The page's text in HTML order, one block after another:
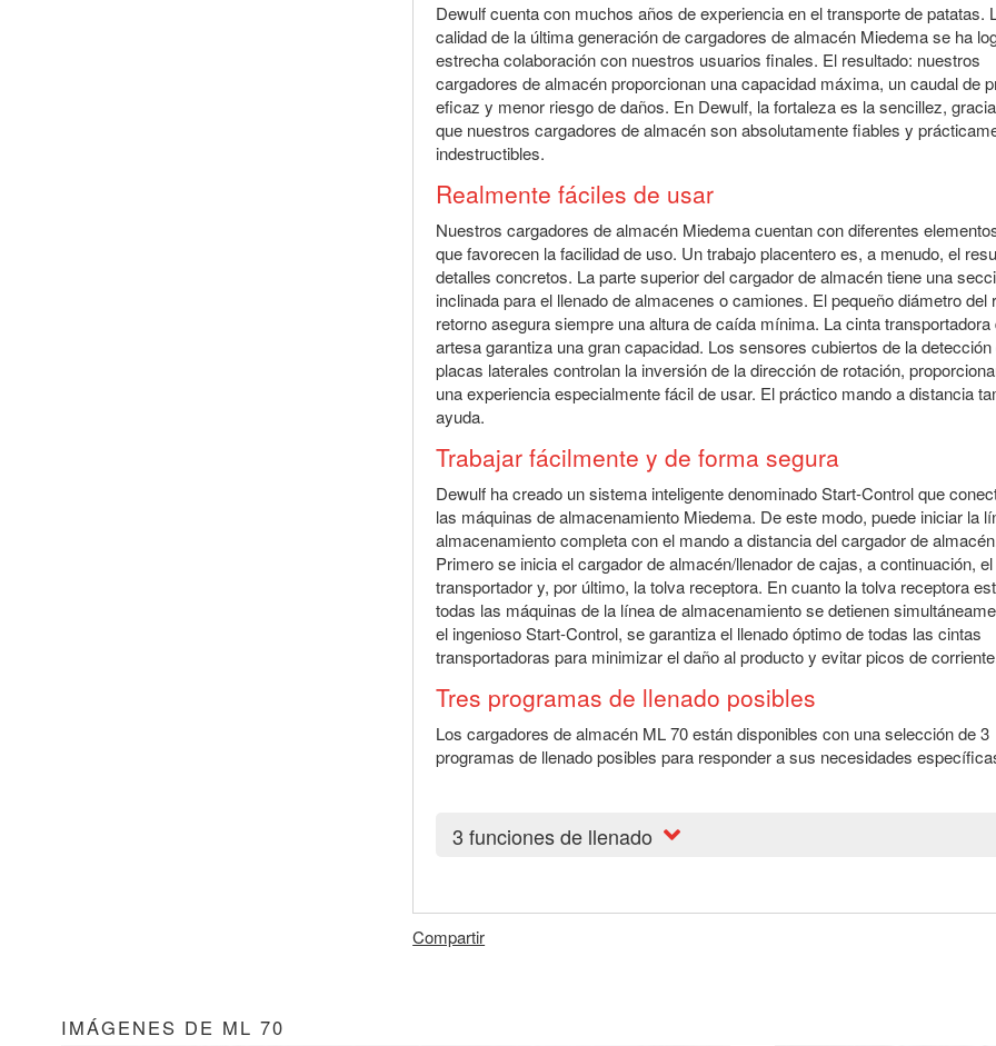
Dewulf cuenta con muchos años de experiencia en el transporte de patatas.
calidad de la última generación de cargadores de almacén Miedema se ha
estrecha colaboración con nuestros usuarios finales. El resultado: nuestros
cargadores de almacén proporcionan una capacidad máxima, un caudal de
eficaz y menor riesgo de daños. En Dewulf, la fortaleza es la sencillez,
que nuestros cargadores de almacén son absolutamente fiables y
indestructibles.
Realmente fáciles de usar
Nuestros cargadores de almacén Miedema cuentan con diferentes
que favorecen la facilidad de uso. Un trabajo placentero es, a menudo, el
detalles concretos. La parte superior del cargador de almacén tiene una
inclinada para el llenado de almacenes o camiones. El pequeño diámetro del
retorno asegura siempre una altura de caída mínima. La cinta transportadora
artesa garantiza una gran capacidad. Los sensores cubiertos de la detección
placas laterales controlan la inversión de la dirección de rotación,
una experiencia especialmente fácil de usar. El práctico mando a distancia
ayuda.
Trabajar fácilmente y de forma segura
Dewulf ha creado un sistema inteligente denominado Start-Control que
las máquinas de almacenamiento Miedema. De este modo, puede iniciar la
almacenamiento completa con el mando a distancia del cargador de
Primero se inicia el cargador de almacén/llenador de cajas, a continuación, el
transportador y, por último, la tolva receptora. En cuanto la tolva receptora
todas las máquinas de la línea de almacenamiento se detienen
el ingenioso Start-Control, se garantiza el llenado óptimo de todas las cintas
transportadoras para minimizar el daño al producto y evitar picos de
Tres programas de llenado posibles
Los cargadores de almacén ML 70 están disponibles con una selección de 3
programas de llenado posibles para responder a sus necesidades
3 funciones de llenado
Compartir
IMÁGENES DE ML 70